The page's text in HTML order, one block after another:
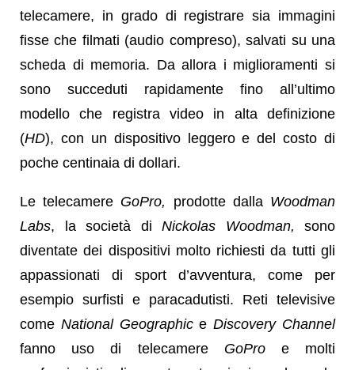
telecamere, in grado di registrare sia immagini
fisse che filmati (audio compreso), salvati su una
scheda di memoria. Da allora i miglioramenti si
sono succeduti rapidamente fino all’ultimo
modello che registra video in alta definizione
(HD), con un dispositivo leggero e del costo di
poche centinaia di dollari.
Le telecamere GoPro, prodotte dalla Woodman
Labs, la società di Nickolas Woodman, sono
diventate dei dispositivi molto richiesti da tutti gli
appassionati di sport d’avventura, come per
esempio surfisti e paracadutisti. Reti televisive
come National GeographiceDiscovery Channel
fanno uso di telecamere GoProe molti